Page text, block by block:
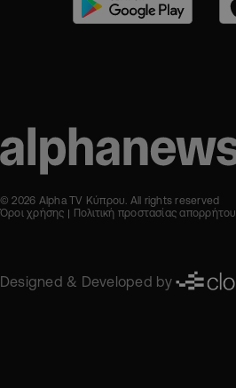
© 2026 Alpha TV Κύπρου. All rights reserved
Όροι χρήσης
Πολιτική προστασίας απορρήτου
Designed & Developed by